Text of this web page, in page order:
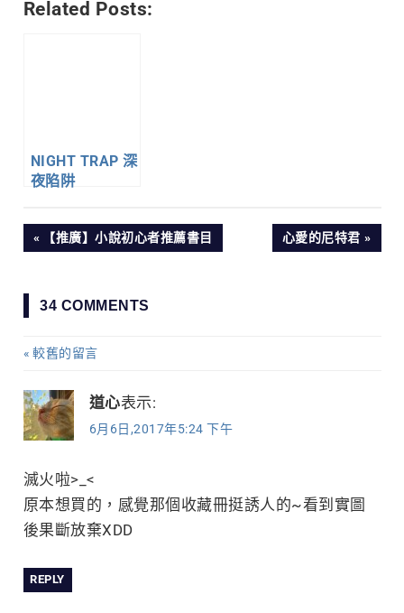
Related Posts:
NIGHT TRAP 深
夜陷阱
文
導
覽
PREVIOUS
【推廣】小說初心者推薦書目
NEXT
心愛的尼特君
34 COMMENTS
留
言
導
覽
較舊的留言
道心表示:
6月6日,2017年5:24 下午
滅火啦>_<
原本想買的，感覺那個收藏冊挺誘人的~看到實圖
後果斷放棄XDD
REPLY